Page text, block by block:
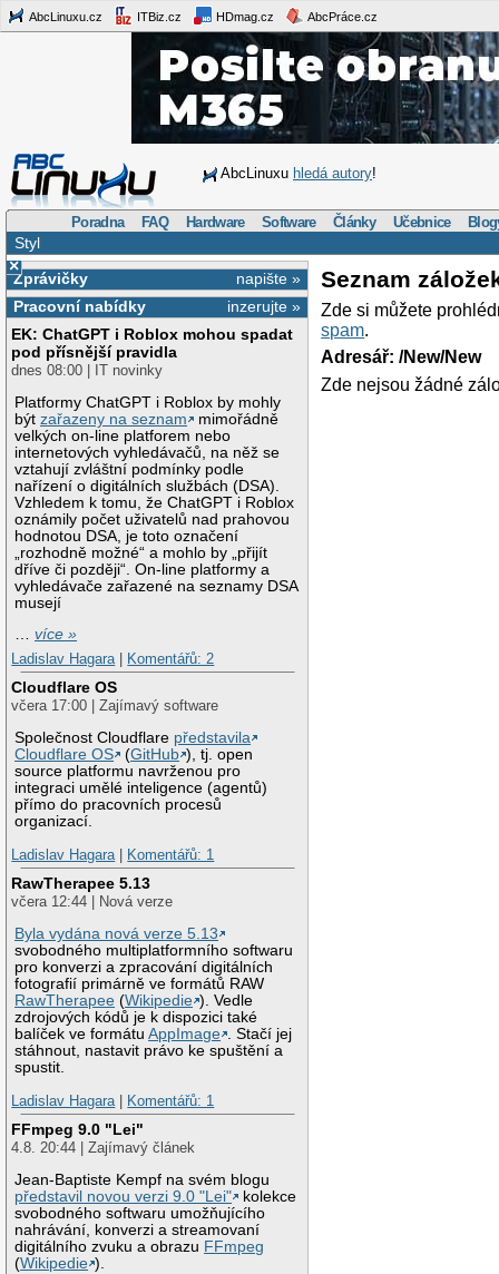
AbcLinuxu.cz ITBiz.cz HDmag.cz AbcPráce.cz
AbcLinuxu hledá autory!
Poradna FAQ Hardware Software Články Učebnice
Styl
×
napište »
Zprávičky
inzerujte »
Pracovní nabídky
EK: ChatGPT i Roblox mohou spadat
pod přísnější pravidla
dnes 08:00 | IT novinky
Platformy ChatGPT i Roblox by mohly
býtzařazeny na seznam
mimořádně
velkých on-line platforem nebo
internetových vyhledávačů, na něž se
vztahují zvláštní podmínky podle
nařízení o digitálních službách (DSA).
Vzhledem k tomu, že ChatGPT i Roblox
oznámily počet uživatelů nad prahovou
hodnotou DSA, je toto označení
„rozhodně možné“ a mohlo by „přijít
dříve či později“. On-line platformy a
vyhledávače zařazené na seznamy DSA
musejí
…více »
Ladislav Hagara
Komentářů: 2
Cloudflare OS
včera 17:00 | Zajímavý software
Společnost Cloudflare představila
Cloudflare OS
(GitHub ), tj. open
source platformu navrženou pro
integraci umělé inteligence (agentů)
přímo do pracovních procesů
organizací.
Ladislav Hagara
Komentářů: 1
RawTherapee 5.13
včera 12:44 | Nová verze
Byla vydána nová verze 5.13
svobodného multiplatformního softwaru
pro konverzi a zpracování digitálních
fotografií primárně ve formátů RAW
RawTherapee (Wikipedie ). Vedle
zdrojových kódů je k dispozici také
balíček ve formátuAppImage . Stačí jej
stáhnout, nastavit právo ke spuštění a
spustit.
Ladislav Hagara
Komentářů: 1
FFmpeg 9.0 "Lei"
4.8. 20:44 | Zajímavý článek
Jean-Baptiste Kempf na svém blogu
představil novou verzi 9.0 "Lei"
kolekce
svobodného softwaru umožňujícího
nahrávání, konverzi a streamovaní
digitálního zvuku a obrazu FFmpeg
(Wikipedie ).
Seznam
Zde si můžete
spam.
Adresář: /New/New
Zde nejsou žádné